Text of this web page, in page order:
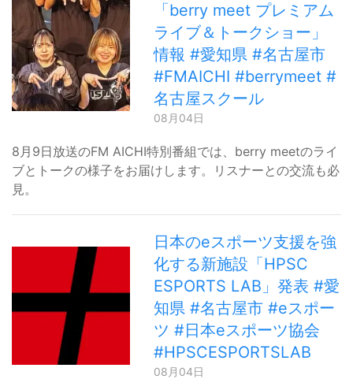
「berry meet プレミアム
ライブ＆トークショー」
情報 #愛知県 #名古屋市
#FMAICHI #berrymeet #
名古屋スクール
08月04日
8月9日放送のFM AICHI特別番組では、berry meetのライ
ブとトークの様子をお届けします。リスナーとの交流も必
見。
日本のeスポーツ支援を強
化する新施設「HPSC
ESPORTS LAB」発表 #愛
知県 #名古屋市 #eスポー
ツ #日本eスポーツ協会
#HPSCESPORTSLAB
08月04日